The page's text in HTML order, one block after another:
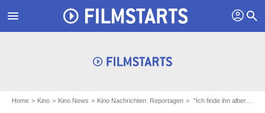
menu profil search
Home Kino Kino News Kino Nachrichten: Reportagen "Ich finde ihn albern": Quentin Tarantino war bitter enttäuscht von der Fortsetzung zu einem der besten Horrorfilme aller Zeiten